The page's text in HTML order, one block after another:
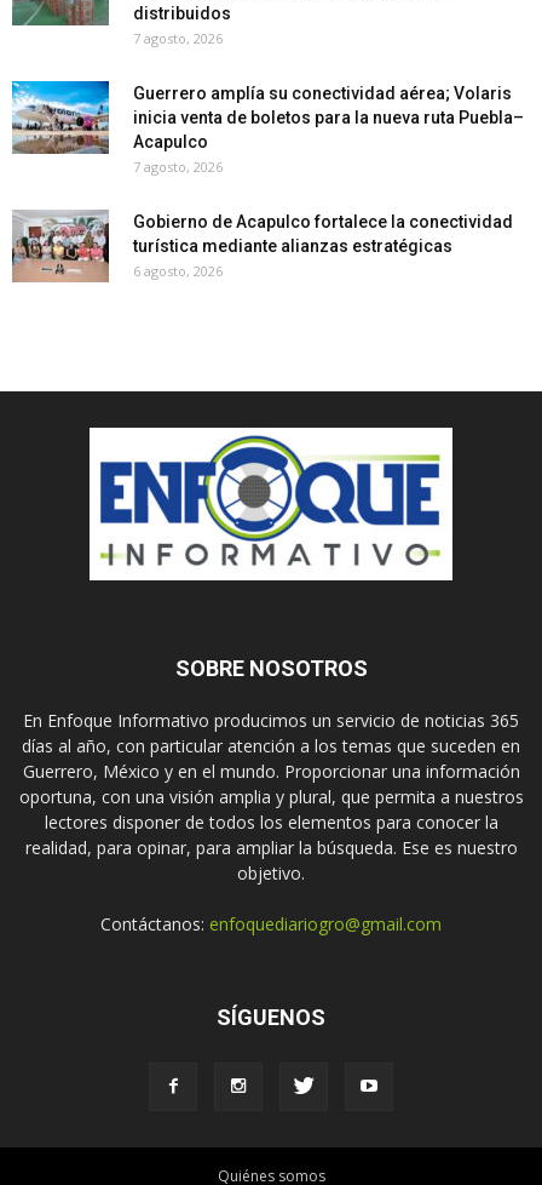
distribuidos
7 agosto, 2026
Guerrero amplía su conectividad aérea; Volaris
inicia venta de boletos para la nueva ruta Puebla–
Acapulco
7 agosto, 2026
Gobierno de Acapulco fortalece la conectividad
turística mediante alianzas estratégicas
6 agosto, 2026
SOBRE NOSOTROS
En Enfoque Informativo producimos un servicio de noticias 365
días al año, con particular atención a los temas que suceden en
Guerrero, México y en el mundo. Proporcionar una información
oportuna, con una visión amplia y plural, que permita a nuestros
lectores disponer de todos los elementos para conocer la
realidad, para opinar, para ampliar la búsqueda. Ese es nuestro
objetivo.
Contáctanos: enfoquediariogro@gmail.com
SÍGUENOS
Quiénes somos